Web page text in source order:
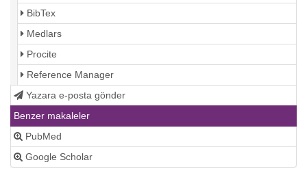
BibTex
Medlars
Procite
Reference Manager
Yazara e-posta gönder
Benzer makaleler
PubMed
Google Scholar